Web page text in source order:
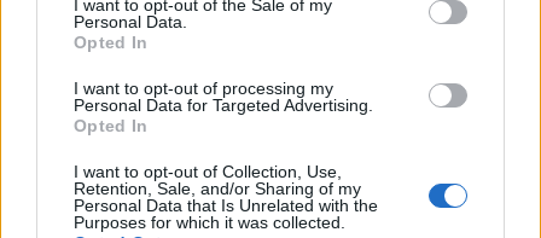
I want to opt-out of the Sale of my
Personal Data.
Opted In
I want to opt-out of processing my
Personal Data for Targeted Advertising.
Opted In
I want to opt-out of Collection, Use,
Retention, Sale, and/or Sharing of my
Personal Data that Is Unrelated with the
Purposes for which it was collected.
Susanna Riva · 9 Ago 2026
QUOTAZIONI CRYPTO
Nome Prezzo